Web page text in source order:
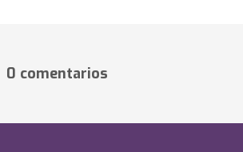
0 comentarios